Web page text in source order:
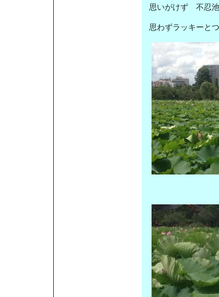
思いがけず 不忍
思わずラッキーと